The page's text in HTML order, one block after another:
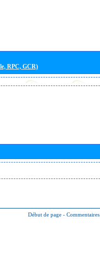
RPC, GCR)
Début de page - Commentaires